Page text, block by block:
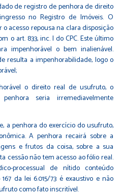
de registro de penhora de direito
no Registro de Imóveis. O
acesso repousa na clara disposição
o art. 833, inc. I do CPC. Este último
impenhorável o bem inalienável.
resulta a impenhorabilidade, logo o
o direito real de usufruto, o
seria irremediavelmente
a penhora do exercício do usufruto,
A penhora recairá sobre a
e frutos da coisa, sobre a sua
cessão não tem acesso ao fólio real.
processual de nítido conteúdo
da lei 6.015/73 é exaustivo e não
como fato inscritível.